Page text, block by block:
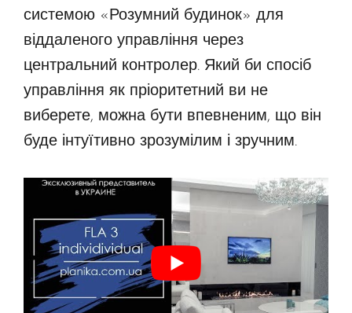
системою «Розумний будинок» для
віддаленого управління через
центральний контролер. Який би спосіб
управління як пріоритетний ви не
виберете, можна бути впевненим, що він
буде інтуїтивно зрозумілим і зручним.